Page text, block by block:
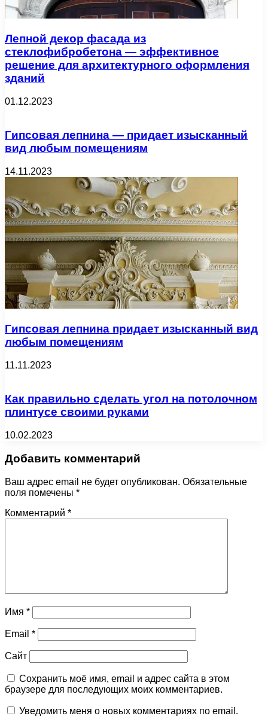
Лепной декор фасада из
стеклофибробетона — эффективное
решение для архитектурного оформления
зданий
01.12.2023
Гипсовая лепнина — придает изысканный
вид любым помещениям
14.11.2023
Гипсовая лепнина придает изысканный вид
любым помещениям
11.11.2023
Как правильно сделать угол на потолочном
плинтусе своими руками
10.02.2023
Добавить комментарий
Ваш адрес email не будет опубликован. Обязательные
поля помечены *
Комментарий *
Имя *
Email *
Сайт
Сохранить моё имя, email и адрес сайта в этом
браузере для последующих моих комментариев.
Уведомить меня о новых комментариях по email.